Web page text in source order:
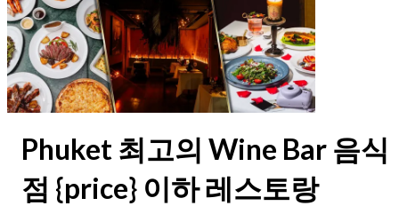
Phuket 최고의 Wine Bar 음식
점 {price} 이하 레스토랑